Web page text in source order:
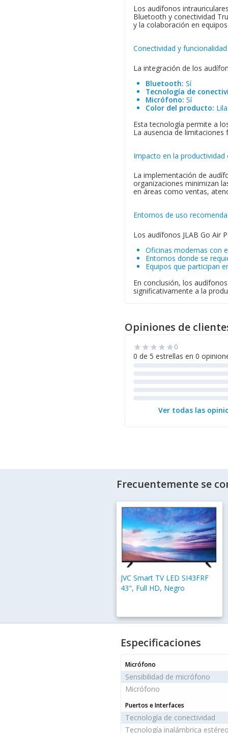
Los audífonos
Bluetooth y conectividad
y la colaboración en
Conectividad y
La integración de los
Bluetooth: Sí
Tecnología de
Micrófono: Sí
Color del producto: Lila
Esta tecnología permite a
La ausencia de
Impacto en la productividad
La implementación de
organizaciones minimizan
en áreas como ventas,
Entornos de uso
Los audífonos JLAB Go Air
Oficinas modernas con
Entornos donde se
Equipos que participan
En conclusión, los
significativamente a la
Opiniones de
star star star star star0
0 de 5 estrellas en 0
Ver todas las
Frecuentemente se
JVC Smart TV LED SI43FRF
43", Full HD, Negro
Especificaciones
Micrófono
Sensibilidad de micrófono
Micrófono
Puertos e Interfaces
Tecnología de conectividad
Tecnología inalámbrica